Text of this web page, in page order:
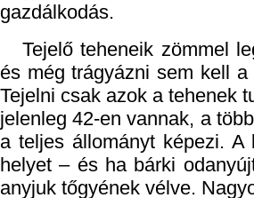
gazdálkodás.
Tejelő teheneik zömmel
és még trágyázni sem kell
Tejelni csak azok a
jelenleg 42-en vannak, a
a teljes állományt képezi.
helyet – és ha bárki
anyjuk tőgyének vélve.